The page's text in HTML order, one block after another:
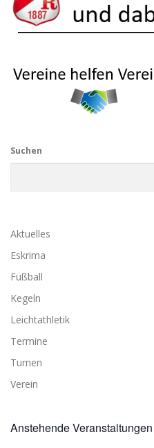
Suchen
Aktuelles
Eskrima
Fußball
Kegeln
Leichtathletik
Termine
Turnen
Verein
Anstehende Veranstaltungen